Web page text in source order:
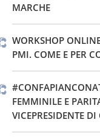
MARCHE
WORKSHOP
PMI. COME E PER
FEMMINILE E
VICEPRESIDENTE